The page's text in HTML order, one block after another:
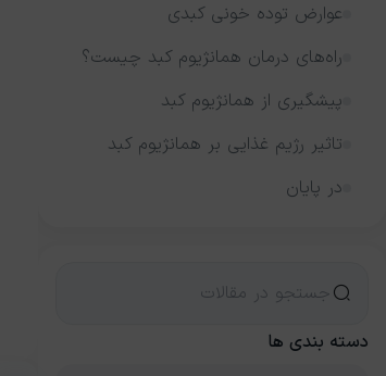
عوارض توده خونی کبدی
راه‌های درمان همانژیوم کبد چیست؟
پیشگیری از همانژیوم کبد
تاثیر رژیم غذایی بر همانژیوم کبد
در پایان
دسته بندی ها